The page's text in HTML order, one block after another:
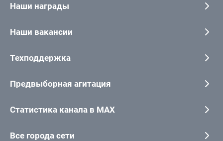
Наши награды
Наши вакансии
Техподдержка
Предвыборная агитация
Статистика канала в MAX
Все города сети